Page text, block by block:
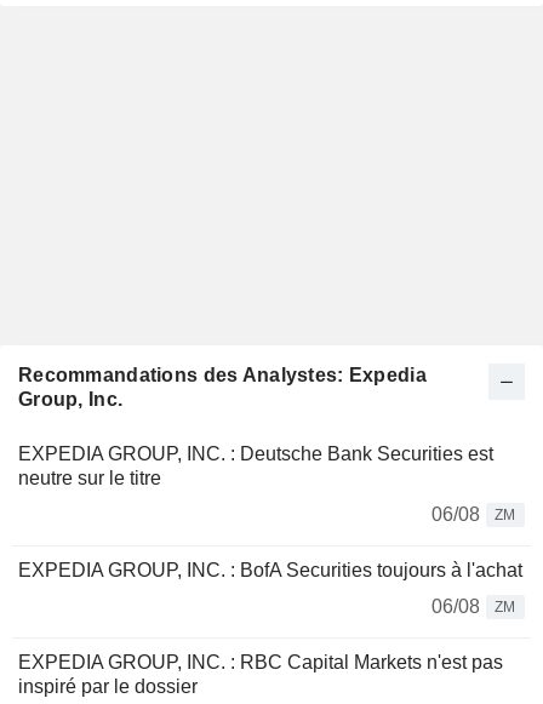
Recommandations des Analystes: Expedia
Group, Inc.
EXPEDIA GROUP, INC. : Deutsche Bank Securities est
neutre sur le titre
06/08
ZM
EXPEDIA GROUP, INC. : BofA Securities toujours à l'achat
06/08
ZM
EXPEDIA GROUP, INC. : RBC Capital Markets n'est pas
inspiré par le dossier